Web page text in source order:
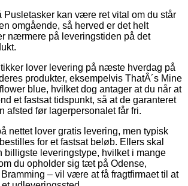
Pusletasker kan være ret vital om du står
omgående, så herved er det helt
nærmere på leveringstiden på det
lover levering på næste hverdag på
produkter, eksempelvis ThatÂ´s Mine
blue, hvilket dog antager at du når at
et fastsat tidspunkt, så at de garanteret
afsted før lagerpersonalet får fri.
nettet lover gratis levering, men typisk
for et fastsat beløb. Ellers skal
billigste leveringstype, hvilket i mange
du opholder sig tæt på Odense,
– vil være at få fragtfirmaet til at